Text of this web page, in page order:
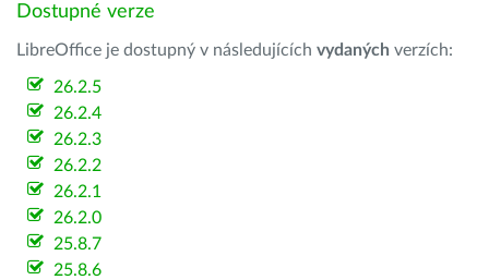
Dostupné verze
LibreOffice je dostupný v následujících vydaných verzích:
26.2.5
26.2.4
26.2.3
26.2.2
26.2.1
26.2.0
25.8.7
25.8.6